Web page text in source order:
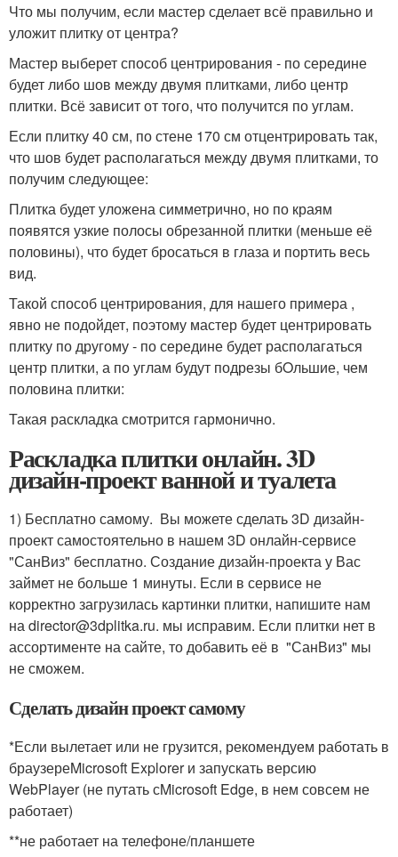
Что мы получим, если мастер сделает всё правильно и
уложит плитку от центра?
Мастер выберет способ центрирования - по середине
будет либо шов между двумя плитками, либо центр
плитки. Всё зависит от того, что получится по углам.
Если плитку 40 см, по стене 170 см отцентрировать так,
что шов будет располагаться между двумя плитками, то
получим следующее:
Плитка будет уложена симметрично, но по краям
появятся узкие полосы обрезанной плитки (меньше её
половины), что будет бросаться в глаза и портить весь
вид.
Такой способ центрирования, для нашего примера ,
явно не подойдет, поэтому мастер будет центрировать
плитку по другому - по середине будет располагаться
центр плитки, а по углам будут подрезы бOльшие, чем
половина плитки:
Такая раскладка смотрится гармонично.
Раскладка плитки онлайн. 3D
дизайн-проект ванной и туалета
1) Бесплатно самому. Вы можете сделать 3D дизайн-
проект самостоятельно в нашем 3D онлайн-сервисе
"СанВиз" бесплатно. Создание дизайн-проекта у Вас
займет не больше 1 минуты. Если в сервисе не
корректно загрузилась картинки плитки, напишите нам
на director@3dplitka.ru. мы исправим. Если плитки нет в
ассортименте на сайте, то добавить её в "СанВиз" мы
не сможем.
Сделать дизайн проект самому
*Если вылетает или не грузится, рекомендуем работать в
браузереMicrosoft Explorer и запускать версию
WebPlayer (не путать сMicrosoft Edge, в нем совсем не
работает)
**не работает на телефоне/планшете